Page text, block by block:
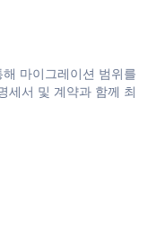
마이그레이션 범위를
세서 및 계약과 함께 최